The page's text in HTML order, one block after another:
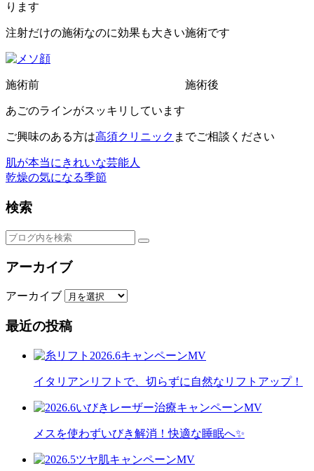
ります
注射だけの施術なのに効果も大きい施術です
施術前 施術後
あごのラインがスッキリしています
ご興味のある方は高須クリニック までご相談ください
肌が本当にきれいな芸能人
乾燥の気になる季節
検索
アーカイブ
アーカイブ
最近の投稿
イタリアンリフトで、切らずに自然なリフトアップ！
メスを使わずいびき解消！快適な睡眠へ✨